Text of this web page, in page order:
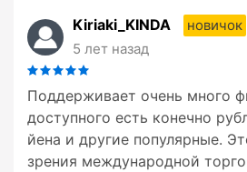
Kiriaki_KINDA
новичок
5 лет назад
Поддерживает очень много
доступного есть конечно
йена и другие популярные.
зрения международной